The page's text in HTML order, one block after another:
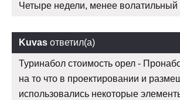
Четыре недели, менее волатильный
Kuvas ответил(а)
Туринабол стоимость орел -
на то что в проектировании и
использовались некоторые